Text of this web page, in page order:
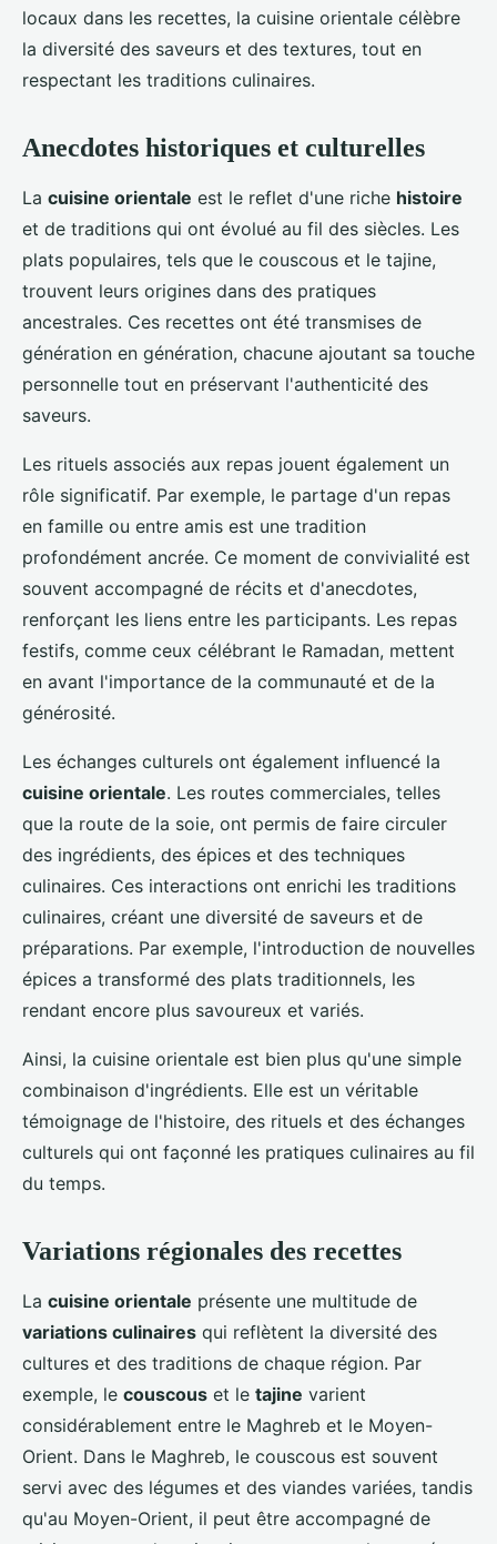
locaux dans les recettes, la cuisine orientale célèbre
la diversité des saveurs et des textures, tout en
respectant les traditions culinaires.
Anecdotes historiques et culturelles
La cuisine orientale est le reflet d'une riche histoire
et de traditions qui ont évolué au fil des siècles. Les
plats populaires, tels que le couscous et le tajine,
trouvent leurs origines dans des pratiques
ancestrales. Ces recettes ont été transmises de
génération en génération, chacune ajoutant sa touche
personnelle tout en préservant l'authenticité des
saveurs.
Les rituels associés aux repas jouent également un
rôle significatif. Par exemple, le partage d'un repas
en famille ou entre amis est une tradition
profondément ancrée. Ce moment de convivialité est
souvent accompagné de récits et d'anecdotes,
renforçant les liens entre les participants. Les repas
festifs, comme ceux célébrant le Ramadan, mettent
en avant l'importance de la communauté et de la
générosité.
Les échanges culturels ont également influencé la
cuisine orientale. Les routes commerciales, telles
que la route de la soie, ont permis de faire circuler
des ingrédients, des épices et des techniques
culinaires. Ces interactions ont enrichi les traditions
culinaires, créant une diversité de saveurs et de
préparations. Par exemple, l'introduction de nouvelles
épices a transformé des plats traditionnels, les
rendant encore plus savoureux et variés.
Ainsi, la cuisine orientale est bien plus qu'une simple
combinaison d'ingrédients. Elle est un véritable
témoignage de l'histoire, des rituels et des échanges
culturels qui ont façonné les pratiques culinaires au fil
du temps.
Variations régionales des recettes
La cuisine orientale présente une multitude de
variations culinaires qui reflètent la diversité des
cultures et des traditions de chaque région. Par
exemple, le couscous et le tajine varient
considérablement entre le Maghreb et le Moyen-
Orient. Dans le Maghreb, le couscous est souvent
servi avec des légumes et des viandes variées, tandis
qu'au Moyen-Orient, il peut être accompagné de